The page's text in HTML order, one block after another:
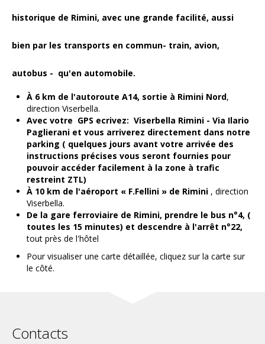
historique de Rimini, avec une grande facilité, aussi
bien par les transports en commun- train, avion,
autobus - qu'en automobile.
À 6 km de l'autoroute A14, sortie à Rimini Nord,
direction Viserbella.
Avec votre GPS ecrivez: Viserbella Rimini - Via Ilario
Paglierani et vous arriverez directement dans notre
parking ( quelques jours avant votre arrivée des
instructions précises vous seront fournies pour
pouvoir accéder facilement à la zone à trafic
restreint ZTL)
À 10 km de l'aéroport « F.Fellini » de Rimini , direction
Viserbella.
De la gare ferroviaire de Rimini, prendre le bus n°4, (
toutes les 15 minutes) et descendre à l'arrêt n°22,
tout près de l'hôtel
Pour visualiser une carte détaillée, cliquez sur la carte sur
le côté.
Contacts